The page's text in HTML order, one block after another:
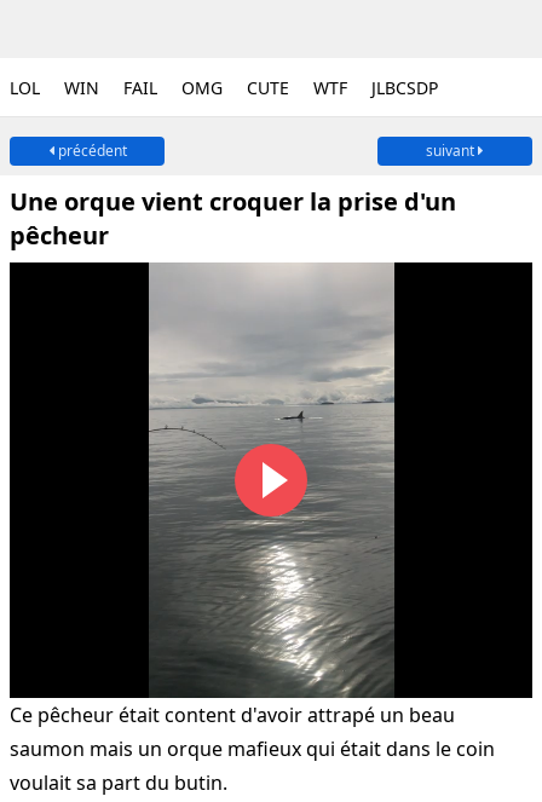
LOL WIN FAIL OMG CUTE WTF JLBCSDP
précédent suivant
Une orque vient croquer la prise d'un
pêcheur
Ce pêcheur était content d'avoir attrapé un beau
saumon mais un orque mafieux qui était dans le coin
voulait sa part du butin.